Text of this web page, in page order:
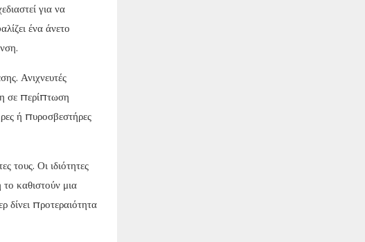
για να
ένα άνετο
Ανιχνευτές
σε περίπτωση
ή πυροσβεστήρες
τους. Οι ιδιότητες
καθιστούν μια
δίνει προτεραιότητα